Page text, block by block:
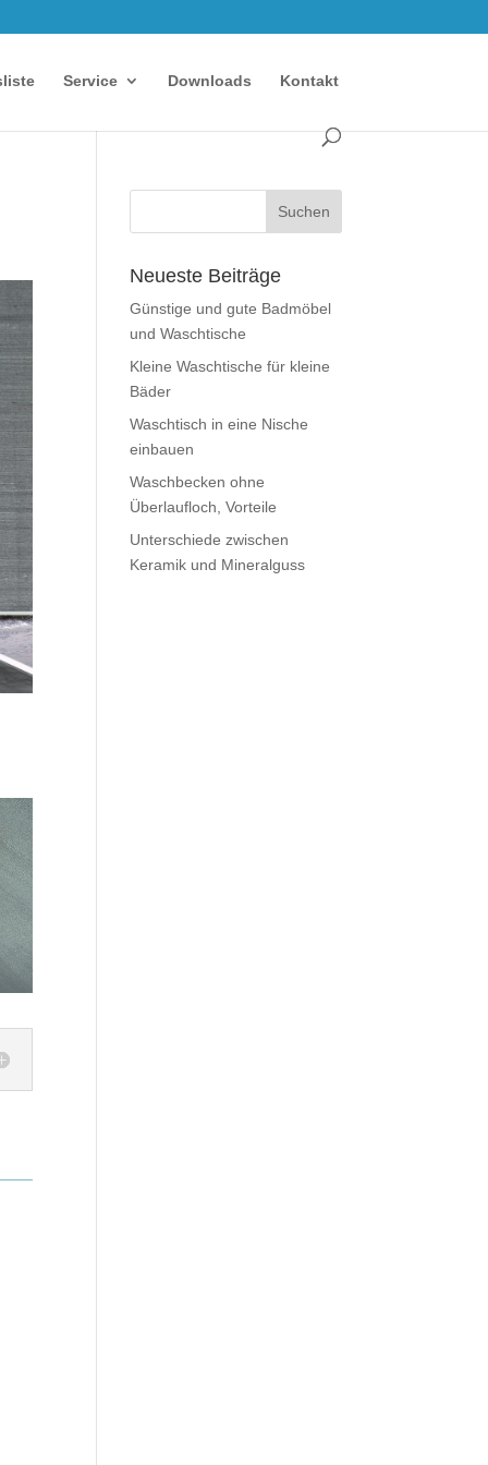
Service Downloads Kontakt
Neueste Beiträge
Günstige und gute Badmöbel
und Waschtische
Kleine Waschtische für kleine
Bäder
Waschtisch in eine Nische
einbauen
Waschbecken ohne
Überlaufloch, Vorteile
Unterschiede zwischen
Keramik und Mineralguss